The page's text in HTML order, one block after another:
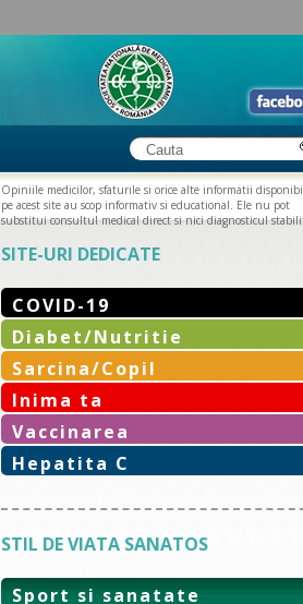
Opiniile medicilor, sfaturile si orice alte informatii
pe acest site au scop informativ si educational. Ele nu pot
substitui consultul medical direct si nici diagnosticul
SITE-URI DEDICATE
COVID-19
Diabet/Nutritie
Sarcina/Copil
Inima ta
Vaccinarea
Hepatita C
STIL DE VIATA SANATOS
Sport si sanatate